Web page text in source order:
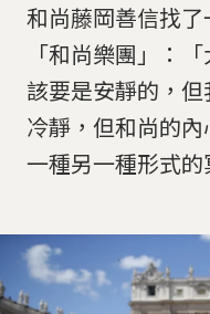
和尚藤岡善信找
「和尚樂團」：
該要是安靜的，
冷靜，但和尚的
一種另一種形式的